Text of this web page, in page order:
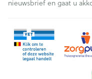
nieuwsbrief en gaat u